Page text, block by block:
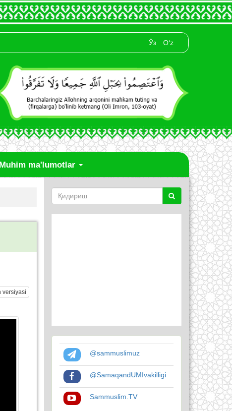
Ўз O‘z
Muhim ma'lumotlar
@sammuslimuz
@SamaqandUMIvakilligi
Sammuslim.TV